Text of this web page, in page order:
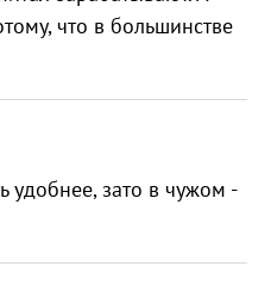
что в большинстве
удобнее, зато в чужом -